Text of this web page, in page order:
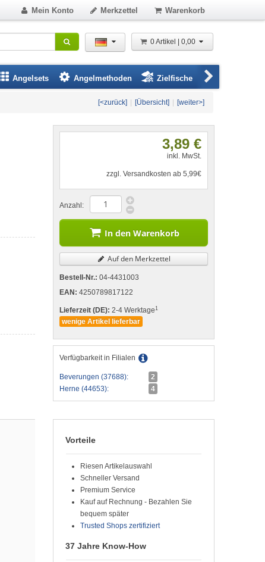
Mein Konto Merkzettel Warenkorb
0 Artikel | 0,00
Angelsets Angelmethoden Zielfische
[<zurück] [Übersicht] [weiter>]
3,89 €
inkl. MwSt.
zzgl. Versandkosten ab 5,99€
Anzahl:
In den Warenkorb
Auf den Merkzettel
Bestell-Nr.: 04-4431003
EAN: 4250789817122
Lieferzeit (DE): 2-4 Werktage 1
wenige Artikel lieferbar
Verfügbarkeit in Filialen
Beverungen (37688):
2
Herne (44653):
4
Vorteile
Riesen Artikelauswahl
Schneller Versand
Premium Service
Kauf auf Rechnung - Bezahlen Sie
bequem später
Trusted Shops zertifiziert
37 Jahre Know-How